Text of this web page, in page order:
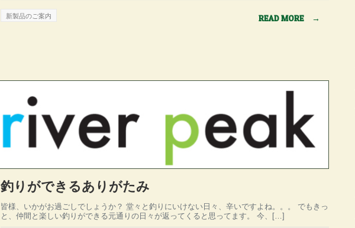
新製品のご案内 READ MORE →
釣りができるありがたみ
皆様、いかがお過ごしでしょうか？ 堂々と釣りにいけない日々、辛いですよね。。。 でもきっ
と、仲間と楽しい釣りができる元通りの日々が返ってくると思ってます。 今、[…]